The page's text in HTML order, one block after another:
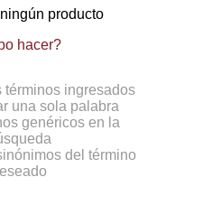
producto
hacer?
términos ingresados
una sola palabra
genéricos en la
del término